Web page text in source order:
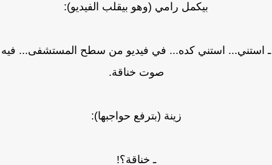
بيكمل رامي (وهو بيقلب الفيديو):
استني كده... في فيديو من سطح المستشفى... فيه
صوت خناقة.
زينة (بترفع حواجبها):
ـ خناقة؟!